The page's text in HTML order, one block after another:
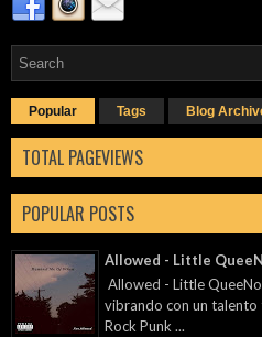
Popular Tags Blog
TOTAL PAGEVIEWS
POPULAR POSTS
Allowed - Little
Allowed - Little
vibrando con un talento
Rock Punk ...